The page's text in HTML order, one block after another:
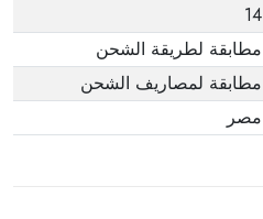
14
مطابقة لطريقة الشحن
مطابقة لمصاريف الشحن
مصر